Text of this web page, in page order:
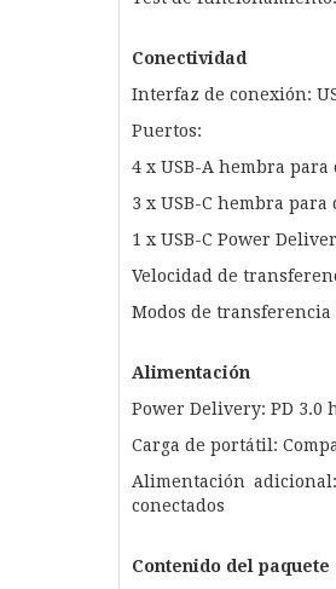
Conectividad
Interfaz de conexión:
Puertos:
4 x USB-A hembra para
3 x USB-C hembra para
1 x USB-C Power
Velocidad de
Modos de transferencia
Alimentación
Power Delivery: PD 3.0
Carga de portátil:
Alimentación
conectados
Contenido del paquete